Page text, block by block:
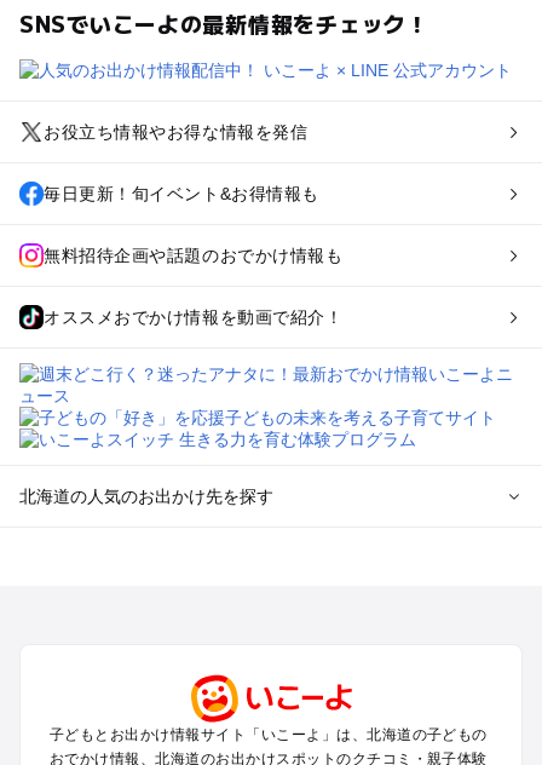
SNSでいこーよの最新情報をチェック！
お役立ち情報やお得な情報を発信
毎日更新！旬イベント&お得情報も
無料招待企画や話題のおでかけ情報も
オススメおでかけ情報を動画で紹介！
北海道の人気のお出かけ先を探す
函館・湯の川温泉・大沼・松前のプールお出かけ
帯広・十勝・サホロ・狩勝高原のプールお出かけ
千歳・石狩・空知・美唄のプールお出かけ
子どもとお出かけ情報サイト「いこーよ」は、北海道の子どもの
おでかけ情報、北海道のお出かけスポットのクチコミ・親子体験